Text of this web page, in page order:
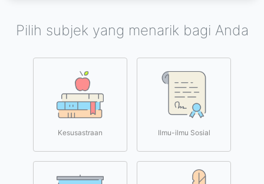
Pilih subjek yang menarik bagi Anda
Kesusastraan Ilmu-ilmu Sosial